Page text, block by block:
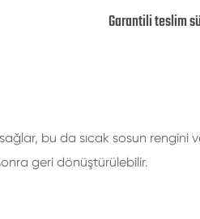
Garantili teslim
bu da sıcak sosun rengini
geri dönüştürülebilir.